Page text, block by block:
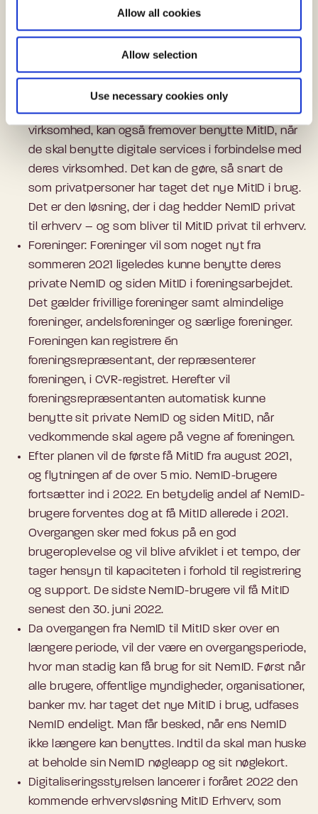
Allow all cookies
Allow selection
Use necessary cookies only
brugere skal i forbindelse med skiftet opdatere
deres identitetsoplysninger for at blive klar til
Virksomhedsejere: Virksomhedsejere og andre med
fuld tegningsret i en virksomhed, der i dag benytter
deres private NemID i forbindelse med deres
virksomhed, kan også fremover benytte MitID, når
de skal benytte digitale services i forbindelse med
deres virksomhed. Det kan de gøre, så snart de
som privatpersoner har taget det nye MitID i brug.
Det er den løsning, der i dag hedder NemID privat
til erhverv – og som bliver til MitID privat til erhverv.
Foreninger: Foreninger vil som noget nyt fra
sommeren 2021 ligeledes kunne benytte deres
private NemID og siden MitID i foreningsarbejdet.
Det gælder frivillige foreninger samt almindelige
foreninger, andelsforeninger og særlige foreninger.
Foreningen kan registrere én
foreningsrepræsentant, der repræsenterer
foreningen, i CVR-registret. Herefter vil
foreningsrepræsentanten automatisk kunne
benytte sit private NemID og siden MitID, når
vedkommende skal agere på vegne af foreningen.
Efter planen vil de første få MitID fra august 2021,
og flytningen af de over 5 mio. NemID-brugere
fortsætter ind i 2022. En betydelig andel af NemID-
brugere forventes dog at få MitID allerede i 2021.
Overgangen sker med fokus på en god
brugeroplevelse og vil blive afviklet i et tempo, der
tager hensyn til kapaciteten i forhold til registrering
og support. De sidste NemID-brugere vil få MitID
senest den 30. juni 2022.
Da overgangen fra NemID til MitID sker over en
længere periode, vil der være en overgangsperiode,
hvor man stadig kan få brug for sit NemID. Først når
alle brugere, offentlige myndigheder, organisationer,
banker mv. har taget det nye MitID i brug, udfases
NemID endeligt. Man får besked, når ens NemID
ikke længere kan benyttes. Indtil da skal man huske
at beholde sin NemID nøgleapp og sit nøglekort.
Digitaliseringsstyrelsen lancerer i foråret 2022 den
kommende erhvervsløsning MitID Erhverv, som